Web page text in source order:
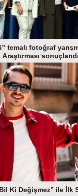
temalı fotoğraf
Araştırması sonuçlandı
Ki Değişmez” ile İlk